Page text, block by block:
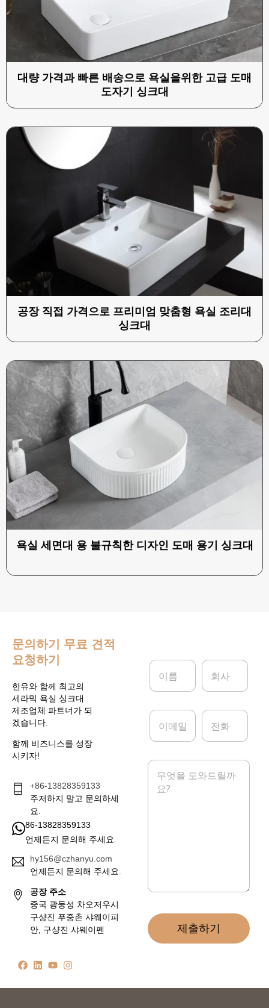
대량 가격과 빠른 배송으로 욕실을위한 고급 도매
도자기 싱크대
공장 직접 가격으로 프리미엄 맞춤형 욕실 조리대
싱크대
욕실 세면대 용 불규칙한 디자인 도매 용기 싱크대
문의하기 무료 견적
요청하기
한유와 함께 최고의
세라믹 욕실 싱크대
제조업체 파트너가 되
겠습니다.
함께 비즈니스를 성장
시키자!
+86-13828359133
주저하지 말고 문의하세
요.
86-13828359133
언제든지 문의해 주세요.
hy156@czhanyu.com
언제든지 문의해 주세요.
공장 주소
중국 광둥성 차오저우시
구샹진 푸중촌 샤웨이피
안, 구샹진 샤웨이폔
이
*
회
이
일
전
메
제출하기